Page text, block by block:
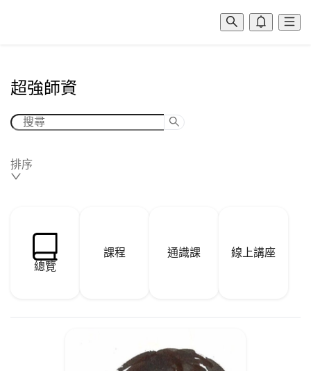
超強師資
排序
總覽
課程 通識課 線上講座